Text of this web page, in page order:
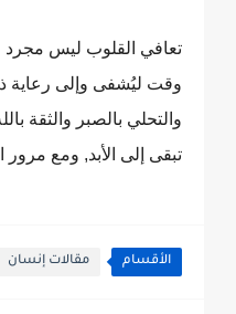
تعافي القلوب ليس مجرد
وقت ليُشفى وإلى رعاية
والتحلي بالصبر والثقة
تبقى إلى الأبد, ومع
الأقسام مقالات إنسان